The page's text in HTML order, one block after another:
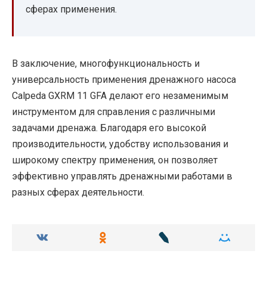
сферах применения.
В заключение, многофункциональность и
универсальность применения дренажного насоса
Calpeda GXRM 11 GFA делают его незаменимым
инструментом для справления с различными
задачами дренажа. Благодаря его высокой
производительности, удобству использования и
широкому спектру применения, он позволяет
эффективно управлять дренажными работами в
разных сферах деятельности.